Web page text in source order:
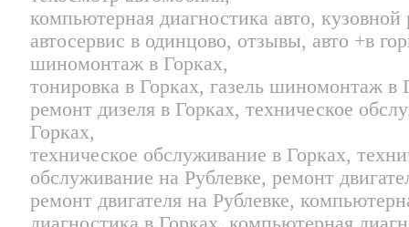
компьютерная диагностика авто, кузовной
автосервис в одинцово, отзывы, авто +в
шиномонтаж в Горках,
тонировка в Горках, газель шиномонтаж в
ремонт дизеля в Горках, техническое
Горках,
техническое обслуживание в Горках,
обслуживание на Рублевке, ремонт
ремонт двигателя на Рублевке,